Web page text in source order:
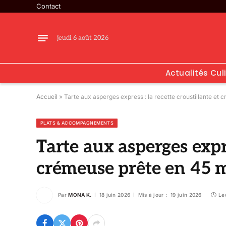
Contact
jeudi 6 août 2026
Actualités
Accueil » Tarte aux asperges express : la recette croustillante et
PLATS & ACCOMPAGNEMENTS
Tarte aux asperges
crémeuse prête en 45
Par MONA K. 18 juin 2026 Mis à jour : 19 juin 2026